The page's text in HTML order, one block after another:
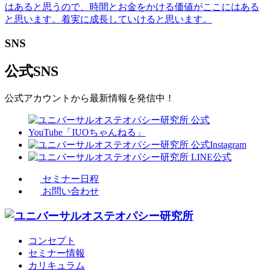
はあると思うので、時間とお金をかける価値がここにはある
と思います。着実に成長していけると思います。
SNS
公式SNS
公式アカウントから最新情報を発信中！
セミナー日程
お問い合わせ
コンセプト
セミナー情報
カリキュラム